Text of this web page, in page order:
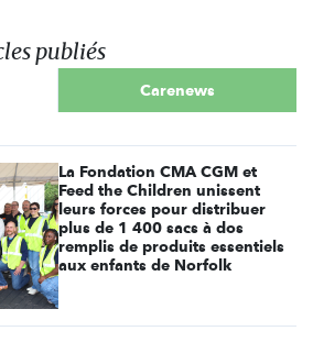
publiés
Carenews
La Fondation CMA CGM et
Feed the Children unissent
leurs forces pour distribuer
plus de 1 400 sacs à dos
remplis de produits essentiels
aux enfants de Norfolk